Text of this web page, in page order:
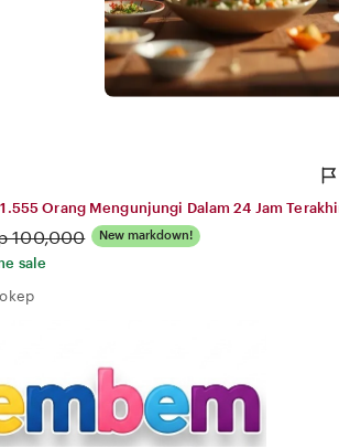
Orang Mengunjungi Dalam 24 Jam
100,000 New markdown!
sale